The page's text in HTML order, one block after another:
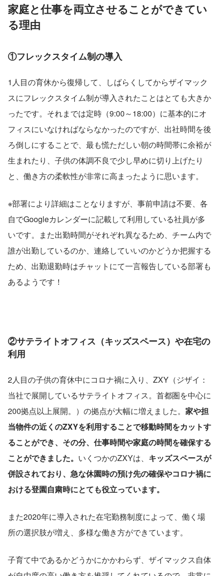
家庭と仕事を両立させることができてい
る理由
①フレックスタイム制の導入
1人目の育休から復帰して、しばらくしてからザイマック
スにフレックスタイム制が導入されたことはとても大きか
ったです。それまでは定時（9:00～18:00）に基本的にオ
フィスにいなければならなかったのですが、出社時間を後
ろ倒しにすることで、最も慌ただしい朝の時間帯に余裕が
生まれたり、子供の体調不良で少し早めに切り上げたり
と、働き方の柔軟性が非常に高まったように思います。
※部署により詳細はことなりますが、事前申請は不要、各
自でGoogleカレンダーに記載して利用している社員が多
いです。また出勤時間がそれぞれ異なるため、チーム内で
誰が出勤しているのか、連絡していいのかどうか把握する
ため、出勤退勤時はチャットにて一言報告している部署も
あるようです！
②サテライトオフィス（キッズスペース）や在宅の
利用
2人目の子供の育休中にコロナ禍に入り、ZXY（ジザイ：
当社で展開しているサテライトオフィス。首都圏を中心に
200拠点以上展開。）の拠点が大幅に増えました。 家や担
当物件の近くのZXYを利用することで移動時間をカットす
ることができ、その分、仕事時間や家庭の時間を確保する
ことができました。 いくつかのZXYは、 キッズスペースが
併設されており、急な休園時の預け先の確保やコロナ禍に
おける登園自粛時にとても役立っています。
また2020年に導入された在宅勤務制度によって、働く場
所の選択肢が増え、多様な働き方ができています。
子育て中であるかどうかにかかわらず、ザイマックス自体